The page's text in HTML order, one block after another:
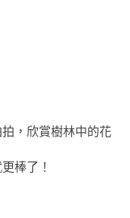
，欣賞樹林中的花
棒了！